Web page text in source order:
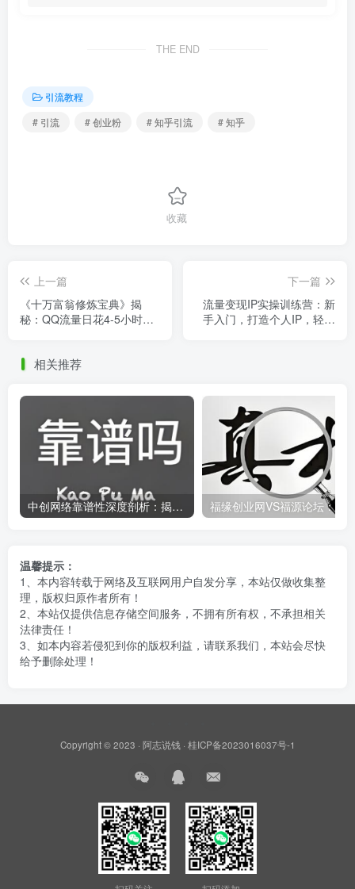
THE END
引流教程
# 引流
# 创业粉 # 知乎引流 # 知乎
收藏
上一篇
《十万富翁修炼宝典》揭
秘：QQ流量日花4-5小时，
下一篇
流量变现IP实操训练营：新
手入门，打造个人IP，轻松
相关推荐
中创网络靠谱性深度剖析：揭开真相，中创网究竟是不是骗子？
温馨提示：
1、本内容转载于网络及互联网用户自发分享，本站仅做收集整
理，版权归原作者所有！
2、本站仅提供信息存储空间服务，不拥有所有权，不承担相关
法律责任！
3、如本内容若侵犯到你的版权利益，请联系我们，本站会尽快
给予删除处理！
Copyright © 2023 · 阿志说钱· 桂ICP备2023016037号-1